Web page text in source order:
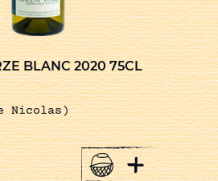
BLANC 2020 75CL
Nicolas)
+